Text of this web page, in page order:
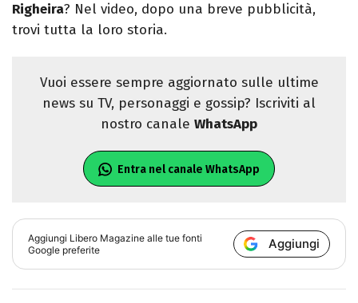
Righeira? Nel video, dopo una breve pubblicità,
trovi tutta la loro storia.
Vuoi essere sempre aggiornato sulle ultime
news su TV, personaggi e gossip? Iscriviti al
nostro canale WhatsApp
Entra nel canale WhatsApp
Aggiungi Libero Magazine alle tue fonti
Google preferite
Aggiungi